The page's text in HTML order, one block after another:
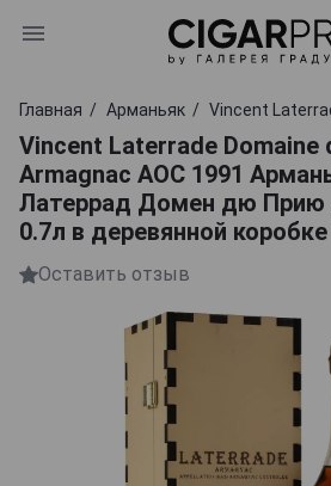
Главная Арманьяк Vincent
Vincent Laterrade Domaine
Armagnac AOC 1991
Латеррад Домен дю Прию
0.7л в деревянной коробке
Оставить отзыв